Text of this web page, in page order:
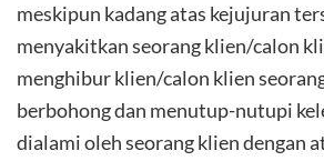
meskipun kadang atas kejujuran
menyakitkan seorang klien/calon
menghibur klien/calon klien
berbohong dan menutup-nutupi
dialami oleh seorang klien dengan